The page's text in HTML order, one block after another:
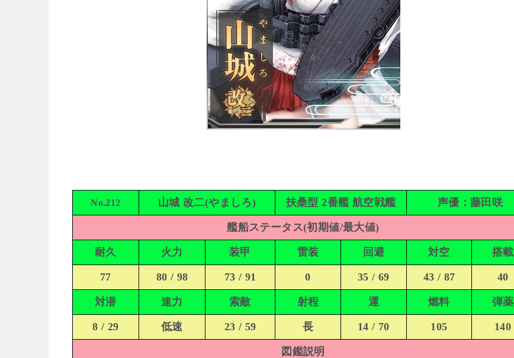
No.212 山城 改二(やましろ) 扶桑型 2番艦 航空戦艦 声優：藤田咲
艦船ステータス(初期値/最大値)
耐久 火力 装甲 雷装 回避 対空 搭載
77 80 / 98 73 / 91 0 35 / 69 43 / 87 40
対潜 速力 索敵 射程 運 燃料 弾薬
8 / 29 低速 23 / 59 長 14 / 70 105 140
図鑑説明